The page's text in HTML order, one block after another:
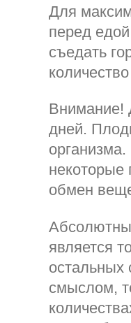
Для
перед
съедать
Внимание!
дней.
некоторые
обмен
является
остальных
смыслом,